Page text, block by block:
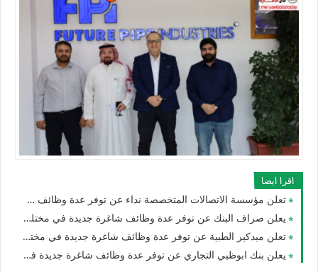
اقرا ايضا
تعلن مؤسسة الاتصالات المتخصصة نداء عن توفر عدة وظائف شاغرة جديدة في مختلف التخصصات في الامارات
يعلن صراف البنك عن توفر عدة وظائف شاغرة جديدة في مختلف التخصصات للوافدين والمقيمين في الامارات
تعلن ميدكير الطبية عن توفر عدة وظائف شاغرة جديدة في مختلف التخصصات للجنسيين برواتب تصل 10،000 في الامارات لعام 2026
يعلن بنك ابوظبي التجاري عن توفر عدة وظائف شاغرة جديدة في مختلف التخصصات للجنسيين براتب 10,000دهم في دبي وأبوظبي والعين